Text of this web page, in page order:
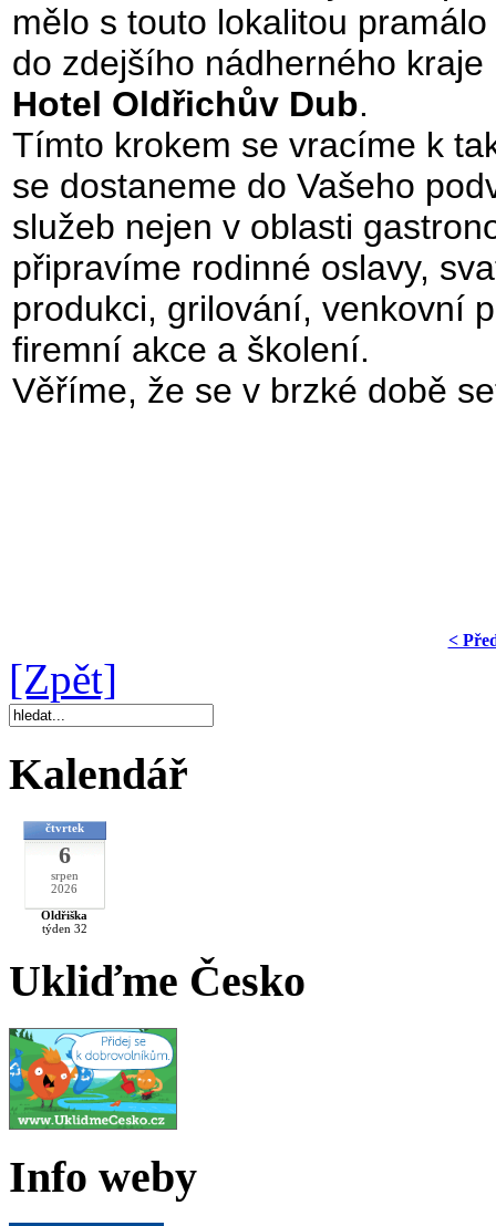
mělo s touto lokalitou
do zdejšího nádherného
Hotel Oldřichův Dub.
Tímto krokem se vracíme k
se dostaneme do Vašeho
služeb nejen v oblasti
připravíme rodinné oslavy,
produkci, grilování, venkovní
firemní akce a školení.
Věříme, že se v brzké době
<
[Zpět]
Kalendář
čtvrtek
6
srpen
2026
Oldřiška
týden 32
Ukliďme Česko
Info weby